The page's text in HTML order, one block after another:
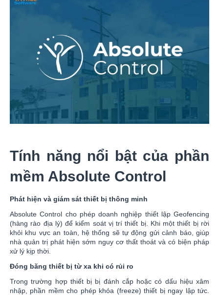
Tính năng nổi bật của phần
mềm Absolute Control
Phát hiện và giám sát thiết bị thông minh
Absolute Control cho phép doanh nghiệp thiết lập Geofencing
(hàng rào địa lý) để kiểm soát vị trí thiết bị. Khi một thiết bị rời
khỏi khu vực an toàn, hệ thống sẽ tự động gửi cảnh báo, giúp
nhà quản trị phát hiện sớm nguy cơ thất thoát và có biện pháp
xử lý kịp thời.
Đóng băng thiết bị từ xa khi có rủi ro
Trong trường hợp thiết bị bị đánh cắp hoặc có dấu hiệu xâm
nhập, phần mềm cho phép khóa (freeze) thiết bị ngay lập tức.